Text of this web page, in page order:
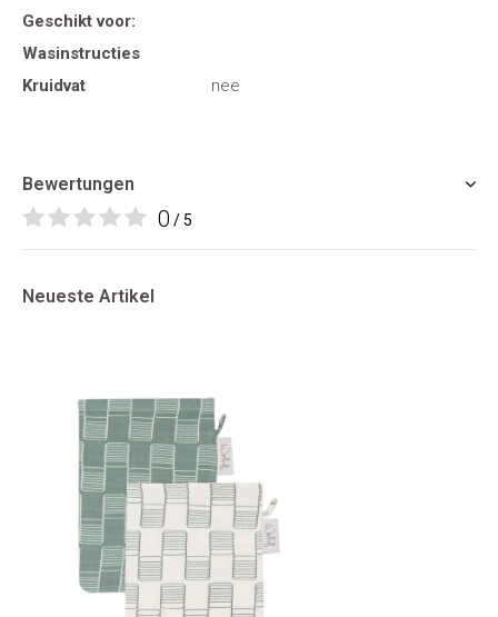
Geschikt voor:
Wasinstructies
Kruidvat
nee
Bewertungen
0 / 5
Neueste Artikel